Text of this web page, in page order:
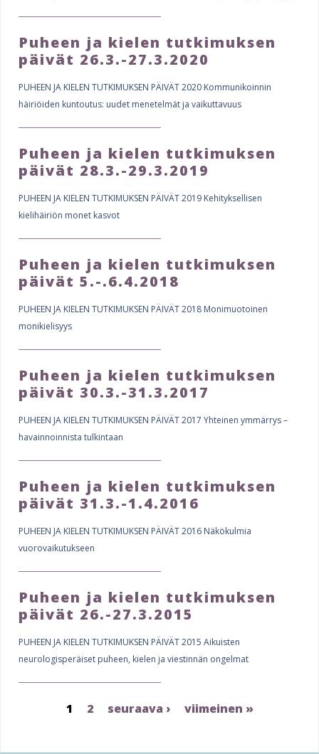
Puheen ja kielen tutkimuksen
päivät 26.3.-27.3.2020
PUHEEN JA KIELEN TUTKIMUKSEN PÄIVÄT 2020 Kommunikoinnin
häiriöiden kuntoutus: uudet menetelmät ja vaikuttavuus
Puheen ja kielen tutkimuksen
päivät 28.3.-29.3.2019
PUHEEN JA KIELEN TUTKIMUKSEN PÄIVÄT 2019 Kehityksellisen
kielihäiriön monet kasvot
Puheen ja kielen tutkimuksen
päivät 5.-.6.4.2018
PUHEEN JA KIELEN TUTKIMUKSEN PÄIVÄT 2018 Monimuotoinen
monikielisyys
Puheen ja kielen tutkimuksen
päivät 30.3.-31.3.2017
PUHEEN JA KIELEN TUTKIMUKSEN PÄIVÄT 2017 Yhteinen ymmärrys –
havainnoinnista tulkintaan
Puheen ja kielen tutkimuksen
päivät 31.3.-1.4.2016
PUHEEN JA KIELEN TUTKIMUKSEN PÄIVÄT 2016 Näkökulmia
vuorovaikutukseen
Puheen ja kielen tutkimuksen
päivät 26.-27.3.2015
PUHEEN JA KIELEN TUTKIMUKSEN PÄIVÄT 2015 Aikuisten
neurologisperäiset puheen, kielen ja viestinnän ongelmat
1 2 seuraava › viimeinen »